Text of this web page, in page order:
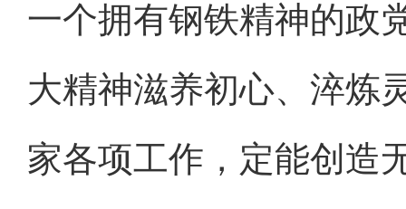
一个拥有钢铁精神的政
大精神滋养初心、淬炼
家各项工作，定能创造